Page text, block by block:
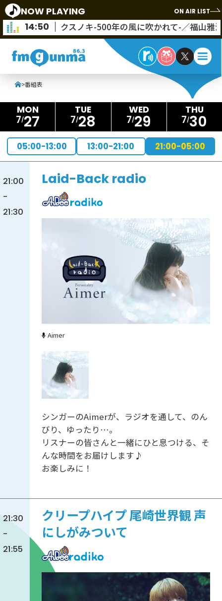
NOW PLAYING ON AIR LIST
14:50 クスノキ-500年の風に吹かれて-／福山雅
>番組表
7 27 7 28 7 29 7 30
05:00-13:00 13:00-21:00 21:00-05:00
21:00
-
21:30
Laid-Back radio
Aimer
シンガーのAimerが、ラジオを通して、のん
びり、ゆったり…。
リスナーの皆さんと一緒にひと息つける、そ
んな時間をお届けします♪
お楽しみに！
21:30
-
21:55
クリープハイプ 尾崎世界観 声
にしがみついて